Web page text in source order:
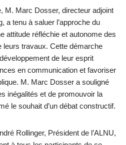
M. Marc Dosser, directeur adjoint
a tenu à saluer l’approche du
attitude réfléchie et autonome des
leurs travaux. Cette démarche
de leur esprit
en communication et favoriser
M. Marc Dosser a souligné
inégalités et de promouvoir la
le souhait d’un débat constructif.
Rollinger, Président de l’ALNU,